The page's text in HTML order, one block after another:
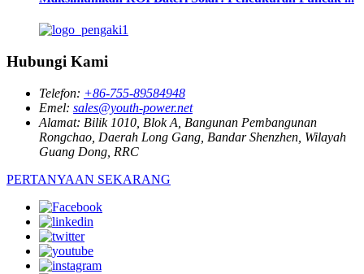
Hubungi Kami
Telefon: +86-755-89584948
Emel: sales@youth-power.net
Alamat: Bilik 1010, Blok A, Bangunan Pembangunan
Rongchao, Daerah Long Gang, Bandar Shenzhen, Wilayah
Guang Dong, RRC
PERTANYAAN SEKARANG